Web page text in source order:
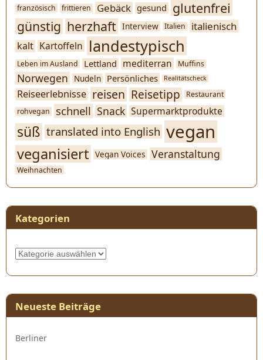
französisch frittieren Gebäck gesund glutenfrei
günstig herzhaft Interview Italien italienisch
kalt Kartoffeln landestypisch
Leben im Ausland Lettland mediterran Muffins
Norwegen Nudeln Persönliches Realitätscheck
Reiseerlebnisse reisen Reisetipp
Restaurant
rohvegan
schnell Snack Supermarktprodukte
süß translated into English vegan
veganisiert Vegan Voices Veranstaltung
Weihnachten
Kategorien
Kategorien
Neueste Beiträge
Berliner